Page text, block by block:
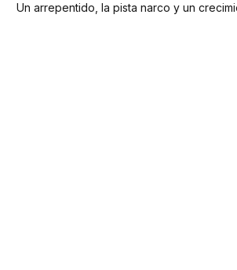
Un arrepentido, la pista narco y un